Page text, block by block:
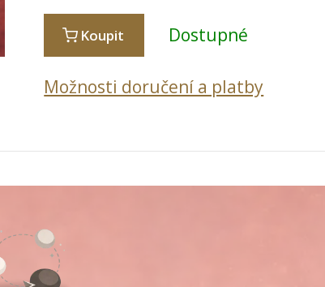
Koupit Dostupné
Možnosti doručení a platby